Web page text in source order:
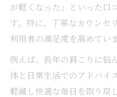
が軽くなった」といった口
す。特に、丁寧なカウンセ
利用者の満足度を高めていま
例えば、長年の肩こりに悩
体と日常生活でのアドバイ
軽減し快適な毎日を取り戻